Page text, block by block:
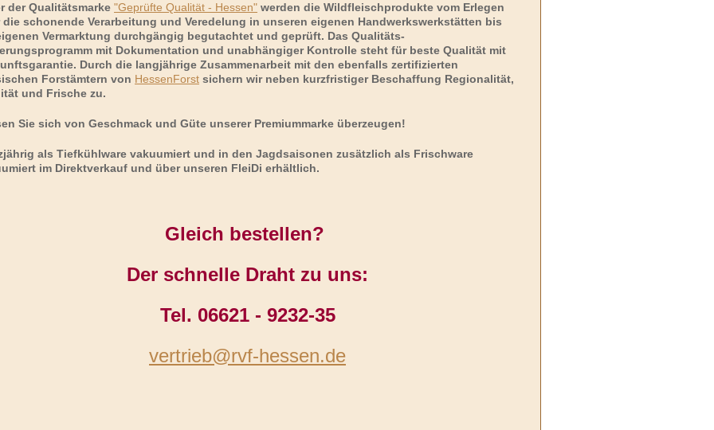
der Qualitätsmarke "Geprüfte Qualität - Hessen" werden die Wildfleischprodukte vom Erlegen
die schonende Verarbeitung und Veredelung in unseren eigenen Handwerkswerkstätten bis
Vermarktung durchgängig begutachtet und geprüft. Das Qualitäts-
mit Dokumentation und unabhängiger Kontrolle steht für beste Qualität mit
Durch die langjährige Zusammenarbeit mit den ebenfalls zertifizierten
Forstämtern von HessenForst sichern wir neben kurzfristiger Beschaffung Regionalität,
und Frische zu.
Sie sich von Geschmack und Güte unserer Premiummarke überzeugen!
als Tiefkühlware vakuumiert und in den Jagdsaisonen zusätzlich als Frischware
im Direktverkauf und über unseren FleiDi erhältlich.
Gleich bestellen?
Der schnelle Draht zu uns:
Tel. 06621 - 9232-35
vertrieb@rvf-hessen.de